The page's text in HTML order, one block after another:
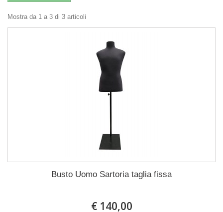
Mostra da 1 a 3 di 3 articoli
Busto Uomo Sartoria taglia fissa
€ 140,00